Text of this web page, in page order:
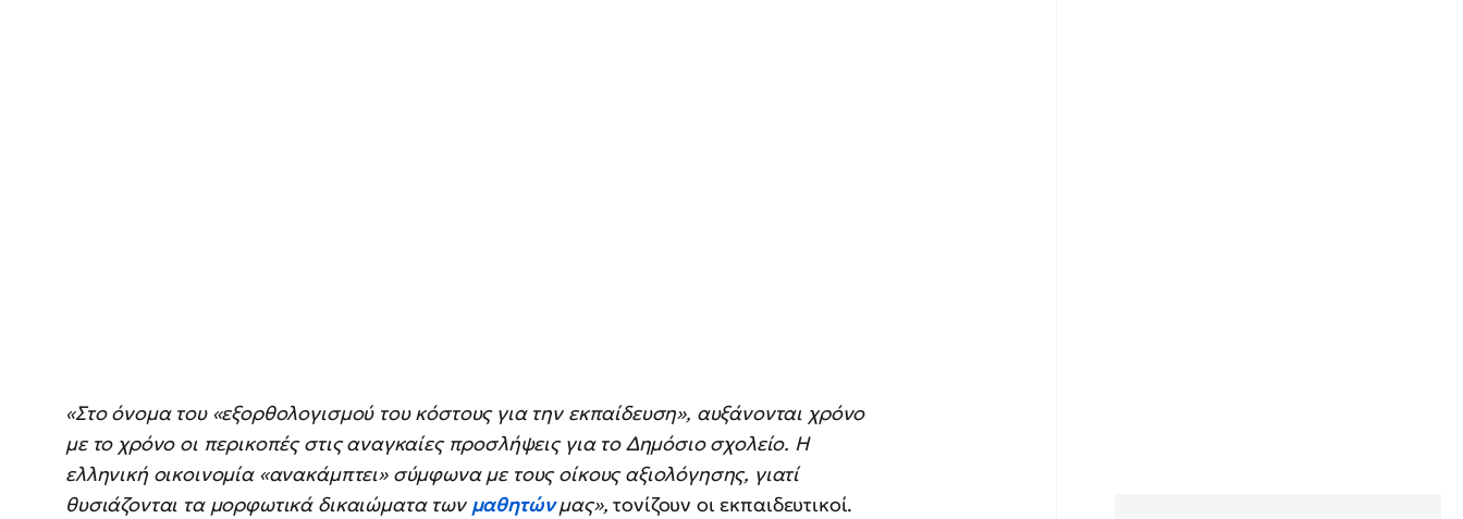
«Στο όνομα του «εξορθολογισμού του κόστους για την εκπαίδευση», αυξάνονται χρόνο
με το χρόνο οι περικοπές στις αναγκαίες προσλήψεις για το Δημόσιο σχολείο. Η
ελληνική οικοινομία «ανακάμπτει» σύμφωνα με τους οίκους αξιολόγησης, γιατί
θυσιάζονται τα μορφωτικά δικαιώματα των μαθητώνμας», τονίζουν οι εκπαιδευτικοί.